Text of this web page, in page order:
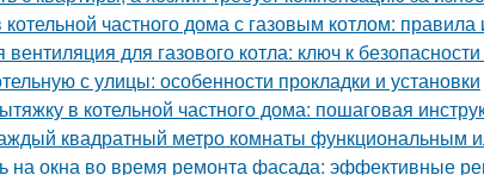
частного дома с газовым котлом: правила
для газового котла: ключ к
с улицы: особенности прокладки и установки
в котельной частного дома: пошаговая
квадратный метро комнаты функциональным
на окна во время ремонта фасада: эффективные